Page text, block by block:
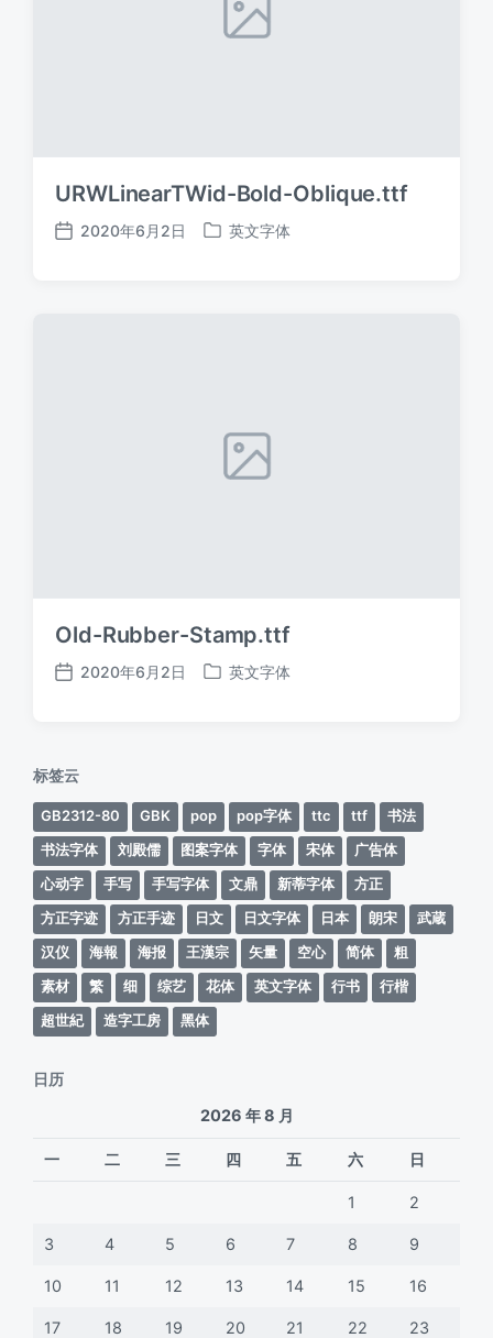
URWLinearTWid-Bold-Oblique.ttf
发
2020年6月2日
发
英文字体
Old-Rubber-Stamp.ttf
发
2020年6月2日
发
英文字体
标签云
GB2312-80 GBK pop pop字体 ttc ttf
书法
书法字体
刘殿儒 图案字体 字体 宋体
广告体
心动字
手写 手写字体 文鼎 新蒂字体
方正
方正字迹
方正手迹 日文 日文字体 日本 朗宋
武蔵
汉仪
海報 海报 王漢宗 矢量 空心 简体
粗
素材
繁 细 综艺 花体 英文字体 行书
行楷
超世紀
造字工房 黑体
日历
2026 年 8 月
一 二 三 四 五 六 日
1 2
3 4 5 6 7 8 9
10 11 12 13 14 15 16
17 18 19 20 21 22 23